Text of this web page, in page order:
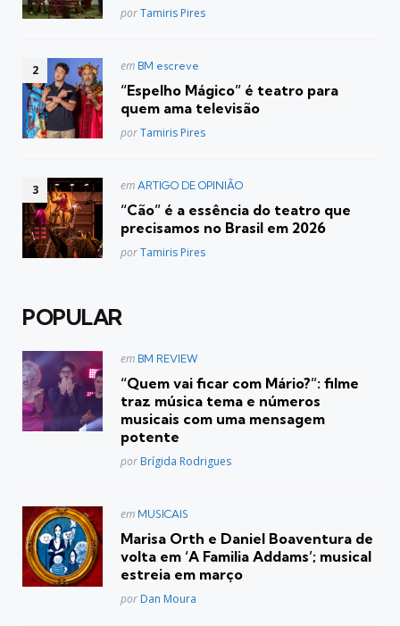
Posted
porTamiris Pires
Postado
em BM escreve
“Espelho Mágico” é teatro para
quem ama televisão
Posted
porTamiris Pires
Postado
em ARTIGO DE OPINIÃO
“Cão” é a essência do teatro que
precisamos no Brasil em 2026
Posted
porTamiris Pires
POPULAR
Postado
em BM REVIEW
“Quem vai ficar com Mário?”: filme
traz música tema e números
musicais com uma mensagem
potente
Posted
por Brígida Rodrigues
Postado
em MUSICAIS
Marisa Orth e Daniel Boaventura de
volta em ‘A Familia Addams’; musical
estreia em março
Posted
por Dan Moura